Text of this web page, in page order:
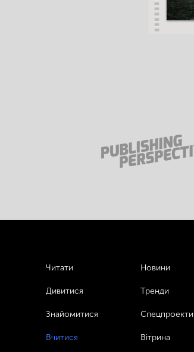
Читати
Дивитися
Знайомитися
Вчитися
Новини
Тренди
Спецпроекти
Вітрина